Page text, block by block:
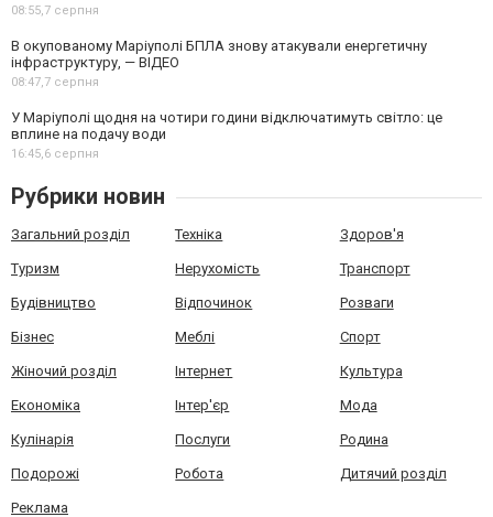
08:55,7 серпня
В окупованому Маріуполі БПЛА знову атакували енергетичну
інфраструктуру, — ВІДЕО
08:47,7 серпня
У Маріуполі щодня на чотири години відключатимуть світло: це
вплине на подачу води
16:45,6 серпня
Рубрики новин
Загальний розділ Техніка Здоров'я
Туризм Нерухомість Транспорт
Будівництво Відпочинок Розваги
Бізнес Меблі Спорт
Жіночий розділ Інтернет Культура
Економіка Інтер'єр Мода
Кулінарія Послуги Родина
Подорожі Робота Дитячий розділ
Реклама